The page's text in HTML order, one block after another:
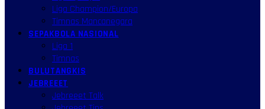
Liga Champion/Europa
Timnas Mancanegara
SEPAKBOLA NASIONAL
Liga 1
Timnas
BULUTANGKIS
JEBREEET
Jebreeet Talk